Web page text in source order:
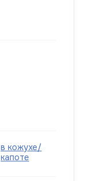
в кожухе/
капоте